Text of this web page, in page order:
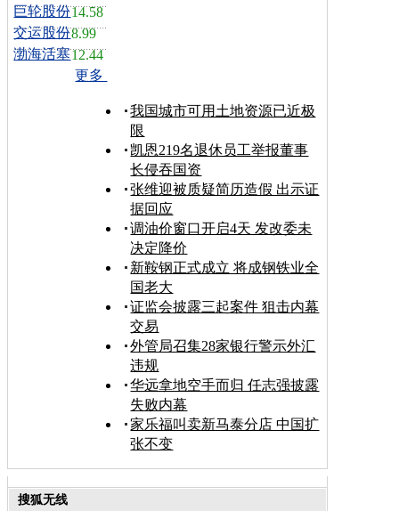
巨轮股份14.58
交运股份8.99
渤海活塞12.44
更多
我国城市可用土地资源已近极
限
凯恩219名退休员工举报董事
长侵吞国资
张维迎被质疑简历造假 出示证
据回应
调油价窗口开启4天 发改委未
决定降价
新鞍钢正式成立 将成钢铁业全
国老大
证监会披露三起案件 狙击内幕
交易
外管局召集28家银行警示外汇
违规
华远拿地空手而归 任志强披露
失败内幕
家乐福叫卖新马泰分店 中国扩
张不变
搜狐无线